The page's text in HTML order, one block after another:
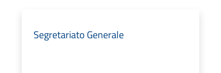
Segretariato Generale